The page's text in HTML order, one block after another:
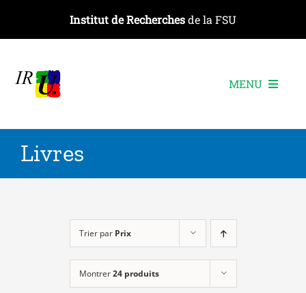
contenu
Institut de Recherchesde la FSU
MENU
Les recherches
Les événements
Livres
Trier par Prix
Montrer24 produits